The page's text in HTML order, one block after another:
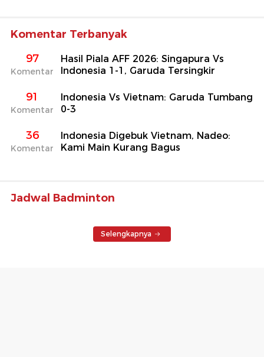
Komentar Terbanyak
97
Komentar
Hasil Piala AFF 2026: Singapura Vs
Indonesia 1-1, Garuda Tersingkir
91
Komentar
Indonesia Vs Vietnam: Garuda Tumbang
0-3
36
Komentar
Indonesia Digebuk Vietnam, Nadeo:
Kami Main Kurang Bagus
Jadwal Badminton
Selengkapnya